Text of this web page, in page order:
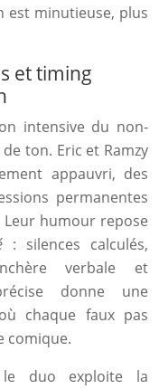
est minutieuse, plus
et timing
intensive du non-
ton. Eric et Ramzy
appauvri, des
permanentes
humour repose
: silences calculés,
verbale et
donne une
chaque faux pas
comique.
le duo exploite la